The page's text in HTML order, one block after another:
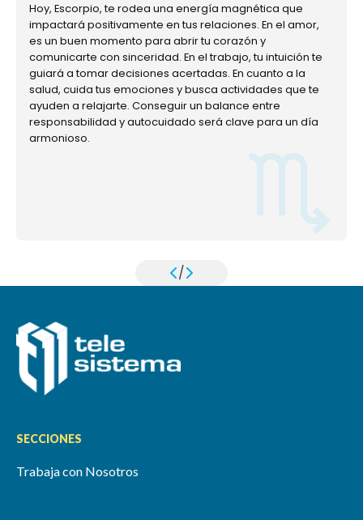
Hoy, Escorpio, te rodea una energía magnética que
impactará positivamente en tus relaciones. En el amor,
es un buen momento para abrir tu corazón y
comunicarte con sinceridad. En el trabajo, tu intuición te
guiará a tomar decisiones acertadas. En cuanto a la
salud, cuida tus emociones y busca actividades que te
ayuden a relajarte. Conseguir un balance entre
responsabilidad y autocuidado será clave para un día
armonioso.
/
SECCIONES
Trabaja con Nosotros